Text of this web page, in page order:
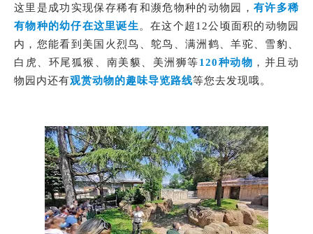
这里是成功实现保存稀有和濒危物种的动物园， 有许多稀
有物种的幼仔在这里诞生 。在这个超12公顷面积的动物园
内，您能看到美国火烈鸟、鸵鸟、满洲鹤、羊驼、雪豹、
白虎、环尾狐猴、南美貘、美洲狮等120种动物 ，并且动
物园内还有观赏动物的趣味导览路线等您去发现哦。